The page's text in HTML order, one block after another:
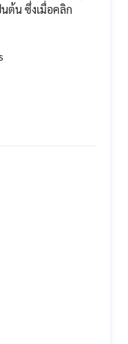
ต้น ซึ่งเมื่อคลิก